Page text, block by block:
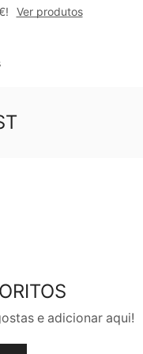
Ver produtos
e adicionar aqui!